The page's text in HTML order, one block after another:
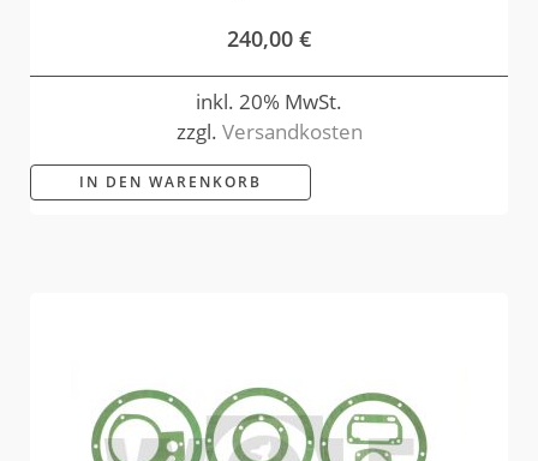
240,00 €
inkl. 20% MwSt.
zzgl. Versandkosten
IN DEN WARENKORB